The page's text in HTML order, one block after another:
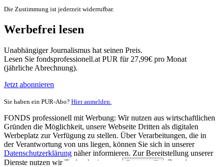
Die Zustimmung ist jederzeit widerrufbar.
Werbefrei lesen
Unabhängiger Journalismus hat seinen Preis.
Lesen Sie fondsprofessionell.at PUR für 27,99€ pro Monat
(jährliche Abrechnung).
Jetzt abonnieren
Sie haben ein PUR-Abo? Hier anmelden.
FONDS professionell mit Werbung: Wir nutzen aus wirtschaftlichen
Gründen die Möglichkeit, unsere Webseite Dritten als digitalen
Werbeplatz zur Verfügung zu stellen. Über Verarbeitungen, die in
der Verantwortung von uns liegen, können Sie sich in unserer
Datenschutzerklärung näher informieren. Zur Bereitstellung unserer
Dienste nutzen wir Technologien von
Partnern (5)
. Zwecke: